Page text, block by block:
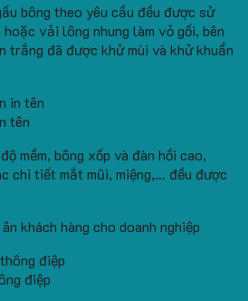
bông theo yêu cầu đều được sử
vải lông nhung làm vỏ gối, bên
trắng đã được khử mùi và khử khuẩn
tên
mềm, bông xốp và đàn hồi cao,
chi tiết mắt mũi, miệng,… đều được
khách hàng cho doanh nghiệp
điệp